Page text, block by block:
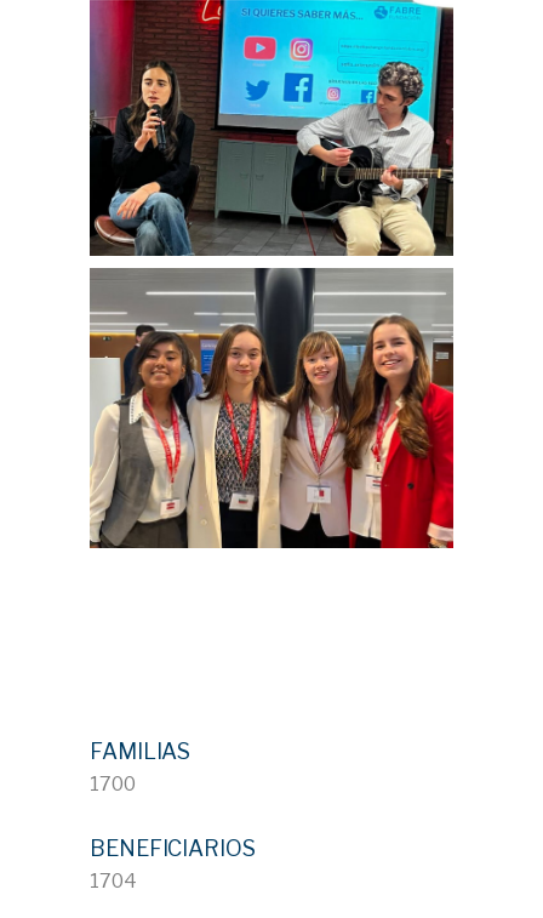
FAMILIAS
1700
BENEFICIARIOS
1704